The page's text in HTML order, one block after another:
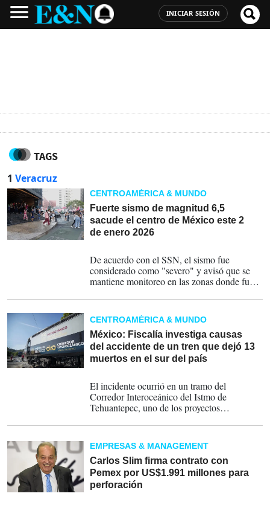
INICIAR SESIÓN
TAGS
1 Veracruz
CENTROAMÉRICA & MUNDO
Fuerte sismo de magnitud 6,5
sacude el centro de México este 2
de enero 2026
De acuerdo con el SSN, el sismo fue
considerado como "severo" y avisó que se
mantiene monitoreo en las zonas donde fue
CENTROAMÉRICA & MUNDO
México: Fiscalía investiga causas
del accidente de un tren que dejó 13
muertos en el sur del país
El incidente ocurrió en un tramo del
Corredor Interoceánico del Istmo de
Tehuantepec, uno de los proyectos
conectar los océanos Pacífico y Atlántico
mediante una red ferroviaria, portuaria e
industrial que atraviesa los estados de
Oaxaca y Veracruz.
EMPRESAS & MANAGEMENT
Carlos Slim firma contrato con
Pemex por US$1.991 millones para
perforación